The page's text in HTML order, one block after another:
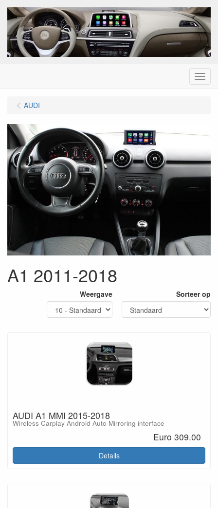
Menu
AUDI
A1 2011-2018
Weergave Sorteer op
AUDI A1 MMI 2015-2018
Wireless Carplay Android Auto Mirroring interface
Euro 309.00
Details